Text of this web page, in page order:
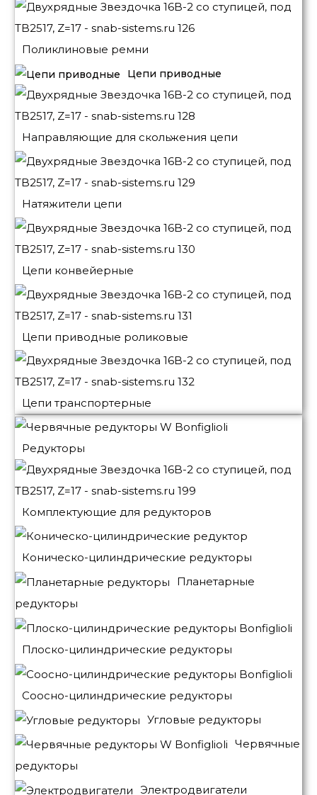
Поликлиновые ремни
Цепи приводные
Направляющие для скольжения цепи
Натяжители цепи
Цепи конвейерные
Цепи приводные роликовые
Цепи транспортерные
Редукторы
Комплектующие для редукторов
Коническо-цилиндрические редукторы
Планетарные
редукторы
Плоско-цилиндрические редукторы
Соосно-цилиндрические редукторы
Угловые редукторы
Червячные
редукторы
Электродвигатели